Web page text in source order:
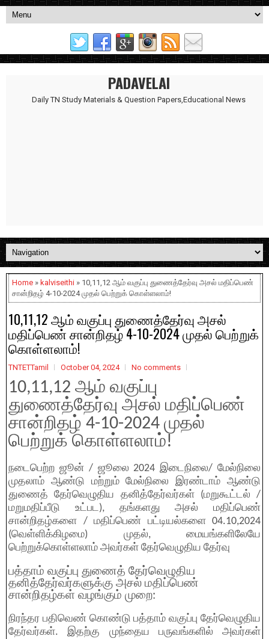
PADAVELAI
Daily TN Study Materials & Question Papers,Educational News
Home » kalviseithi » 10,11,12 ஆம் வகுப்பு துணைத்தேர்வு அசல் மதிப்பெண்
சான்றிதழ் 4-10-2024 முதல் பெற்றுக் கொள்ளலாம்!
10,11,12 ஆம் வகுப்பு துணைத்தேர்வு அசல்
மதிப்பெண் சான்றிதழ் 4-10-2024 முதல் பெற்றுக்
கொள்ளலாம்!
TNTETTamil October 04, 2024 No comments
10,11,12 ஆம் வகுப்பு
துணைத்தேர்வு அசல் மதிப்பெண்
சான்றிதழ் 4-10-2024 முதல்
பெற்றுக் கொள்ளலாம்!
நடைபெற்ற ஜூன் / ஜூலை 2024 இடைநிலை/ மேல்நிலை
முதலாம் ஆண்டு மற்றும் மேல்நிலை இரண்டாம் ஆண்டு
துணைத் தேர்வெழுதிய தனித்தேர்வர்கள் (மறுகூட்டல் /
மறுமதிப்பீடு உட்பட), தங்களது அசல் மதிப்பெண்
சான்றிதழ்களை / மதிப்பெண் பட்டியல்களை 04.10,2024
(வெள்ளிக்கிழமை) முதல், மையங்களிலேயே
பெற்றுக்கொள்ளலாம் அவர்கள் தேர்வெழுதிய தேர்வு
பத்தாம் வகுப்பு துணைத் தேர்வெழுதிய
தனித்தேர்வர்களுக்கு அசல் மதிப்பெண்
சான்றிதழ்கள் வழங்கும் முறை:
நிரந்தர பதிவெண் கொண்டு பத்தாம் வகுப்பு தேர்வெழுதிய
தேர்வர்கள். இதற்கு முந்தைய பருவங்களில் அவர்கள்